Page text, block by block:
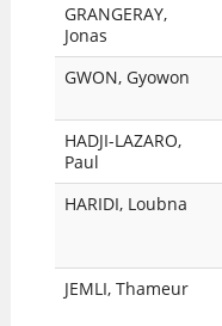
GRANGERAY,
Jonas
GWON, Gyowon
HADJI-LAZARO,
Paul
HARIDI, Loubna
JEMLI, Thameur